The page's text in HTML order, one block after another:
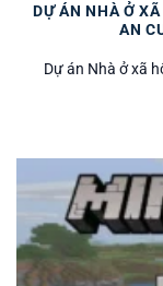
DỰ ÁN NHÀ Ở
AN
Dự án Nhà ở xã